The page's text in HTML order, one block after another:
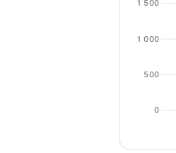
0
500
1 000
1 500